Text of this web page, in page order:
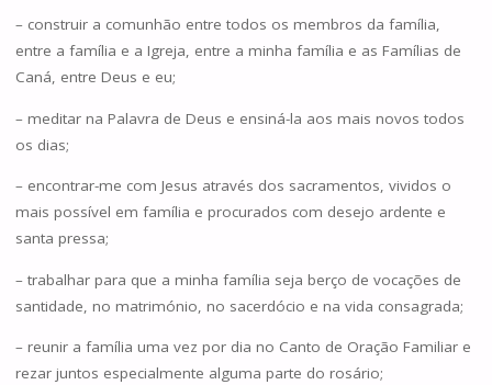
– construir a comunhão entre todos os membros da família,
entre a família e a Igreja, entre a minha família e as Famílias de
Caná, entre Deus e eu;
– meditar na Palavra de Deus e ensiná-la aos mais novos todos
os dias;
– encontrar-me com Jesus através dos sacramentos, vividos o
mais possível em família e procurados com desejo ardente e
santa pressa;
– trabalhar para que a minha família seja berço de vocações de
santidade, no matrimónio, no sacerdócio e na vida consagrada;
– reunir a família uma vez por dia no Canto de Oração Familiar e
rezar juntos especialmente alguma parte do rosário;